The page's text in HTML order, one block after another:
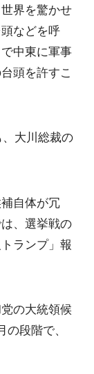
界を驚かせ
などを呼
中東に軍事
頭を許すこ
大川総裁の
自体が冗
、選挙戦の
ランプ」報
の大統領候
段階で、